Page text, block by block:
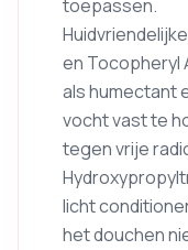
toepassen.
en Tocopheryl
als humectant
vocht vast te
tegen vrije
licht
het douchen